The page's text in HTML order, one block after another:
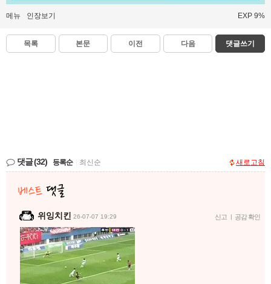
메뉴 인장보기 EXP 9%
목록 본문 이전 다음 댓글쓰기
댓글(32) 등록순 최신순 새로고침
위잉치킨 26-07-07 19:29 신고 | 공감 확인